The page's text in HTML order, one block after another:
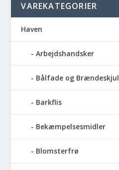
VAREKATEGORIER
Haven
Arbejdshandsker
Bålfade og Brændeskjul
Barkflis
Bekæmpelsesmidler
Blomsterfrø